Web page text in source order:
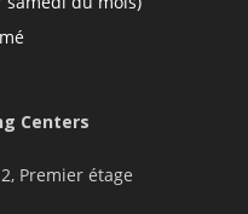
Centers
Premier étage